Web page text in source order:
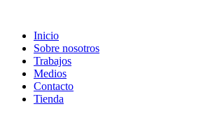
contenido
Inicio
Sobre nosotros
Trabajos
Medios
Contacto
Tienda